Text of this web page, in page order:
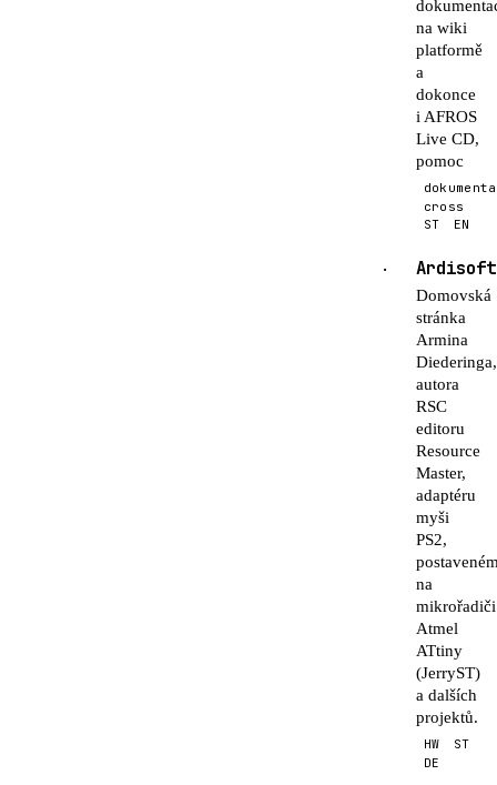
na wiki
platformě
a
dokonce
i AFROS
Live CD,
pomoc
cross
ST
EN
· Ardisoft
Domovská
stránka
Armina
Diederinga,
autora
RSC
editoru
Resource
Master,
adaptéru
myši
PS2,
na
mikrořadiči
Atmel
ATtiny
(JerryST)
a dalších
projektů.
HW
ST
DE